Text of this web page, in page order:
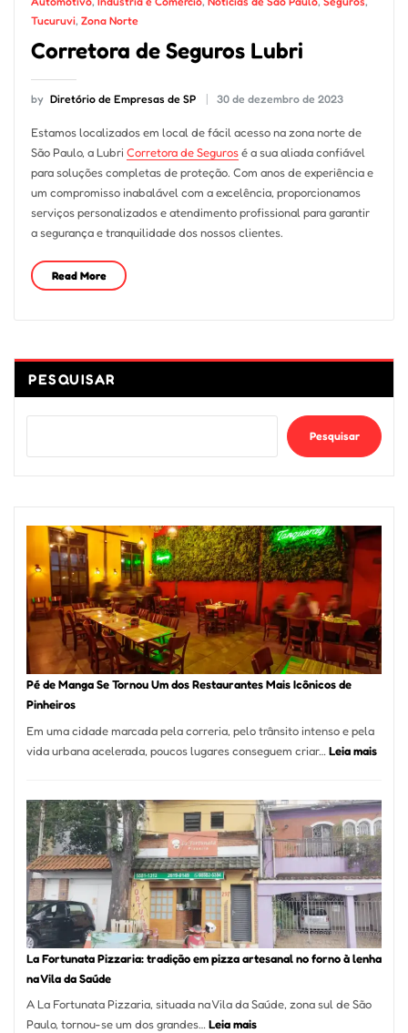
Tucuruvi, Zona Norte
Corretora de Seguros Lubri
by Diretório de Empresas de SP 30 de dezembro de 2023
Estamos localizados em local de fácil acesso na zona norte de
São Paulo, a Lubri Corretora de Segurosé a sua aliada confiável
para soluções completas de proteção. Com anos de experiência e
um compromisso inabalável com a excelência, proporcionamos
serviços personalizados e atendimento profissional para garantir
a segurança e tranquilidade dos nossos clientes.
Read More
PESQUISAR
Pesquisar
Pé de Manga Se Tornou Um dos Restaurantes Mais Icônicos de
Pinheiros
Em uma cidade marcada pela correria, pelo trânsito intenso e pela
vida urbana acelerada, poucos lugares conseguem criar… Leia mais:
Se
Um
dos
Mais
La Fortunata Pizzaria: tradição em pizza artesanal no forno à lenha
na Vila da Saúde
A La Fortunata Pizzaria, situada na Vila da Saúde, zona sul de São
Paulo, tornou-se um dos grandes…Leia mais: